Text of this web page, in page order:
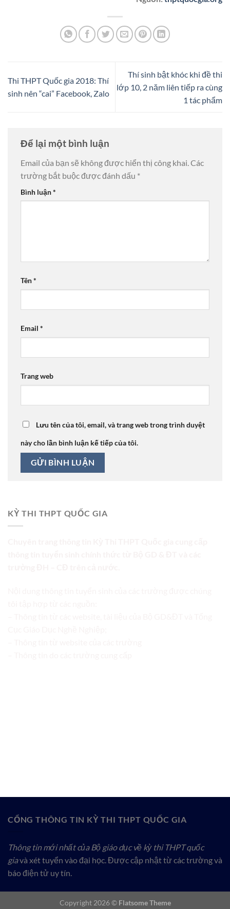
Thi THPT Quốc gia 2018: Thí
sinh nên “cai” Facebook, Zalo
Thí sinh bật khóc khi đề thi
lớp 10, 2 năm liên tiếp ra cùng
1 tác phẩm
Để lại một bình luận
Email của bạn sẽ không được hiển thị công khai. Các
trường bắt buộc được đánh dấu *
Bình luận*
Tên*
Email *
Trang web
Lưu tên của tôi, email, và trang web trong trình duyệt
này cho lần bình luận kế tiếp của tôi.
KỲ THI THPT QUỐC GIA
CỔNG THÔNG TIN KỲ THI THPT QUỐC GIA
Thông tin mới nhất của Bộ giáo dục về kỳ thi THPT quốc
giavà xét tuyển vào đại học. Được cập nhật từ các trường và
báo điện tử uy tín.
Copyright 2026 © Flatsome Theme